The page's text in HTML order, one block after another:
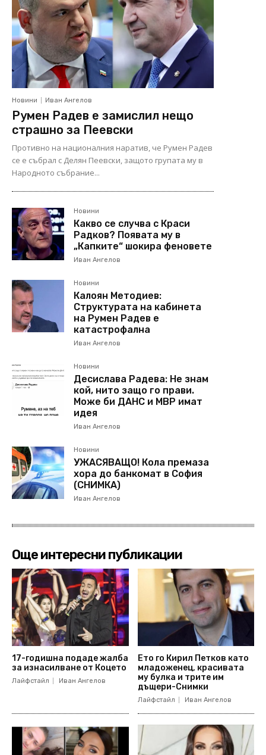
Новини Иван Ангелов
Румен Радев е замислил нещо
страшно за Пеевски
Противно на националния наратив, че Румен Радев
се е събрал с Делян Пеевски, защото групата му в
Народното събрание...
Новини
Какво се случва с Краси
Радков? Появата му в
„Капките“ шокира феновете
Иван Ангелов
Новини
Калоян Методиев:
Структурата на кабинета
на Румен Радев е
катастрофална
Иван Ангелов
Новини
Десислава Радева: Не знам
кой, нито защо го прави.
Може би ДАНС и МВР имат
идея
Иван Ангелов
Новини
УЖАСЯВАЩО! Кола премаза
хора до банкомат в София
(СНИМКА)
Иван Ангелов
Още интересни публикации
17-годишна подаде жалба
за изнасилване от Коцето
Лайфстайл Иван Ангелов
Ето го Кирил Петков като
младоженец, красивата
му булка и трите им
дъщери-Снимки
Лайфстайл Иван Ангелов